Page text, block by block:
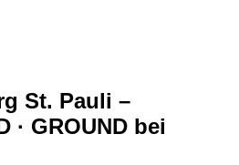
St. Pauli –
· GROUND bei